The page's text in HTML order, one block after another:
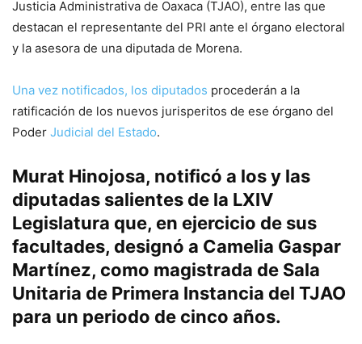
Justicia Administrativa de Oaxaca (TJAO), entre las que
destacan el representante del PRI ante el órgano electoral
y la asesora de una diputada de Morena.
Una vez notificados, los diputados procederán a la
ratificación de los nuevos jurisperitos de ese órgano del
Poder Judicial del Estado.
Murat Hinojosa, notificó a los y las
diputadas salientes de la LXIV
Legislatura que, en ejercicio de sus
facultades, designó a Camelia Gaspar
Martínez, como magistrada de Sala
Unitaria de Primera Instancia del TJAO
para un periodo de cinco años.